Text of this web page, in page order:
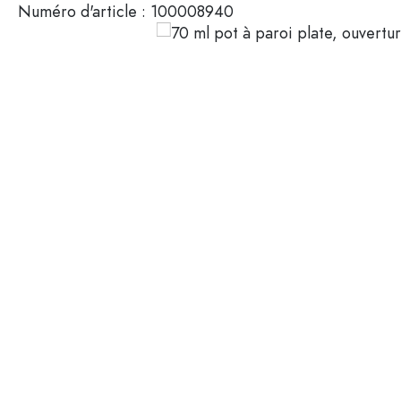
Contenants cosmétiques
Bouteilles en verre 100 ml
Numéro d'article : 100008940